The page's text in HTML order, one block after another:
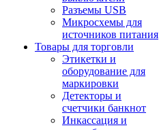
Разъемы USB
Микросхемы для
источников питания
Товары для торговли
Этикетки и
оборудование для
маркировки
Детекторы и
счетчики банкнот
Инкассация и